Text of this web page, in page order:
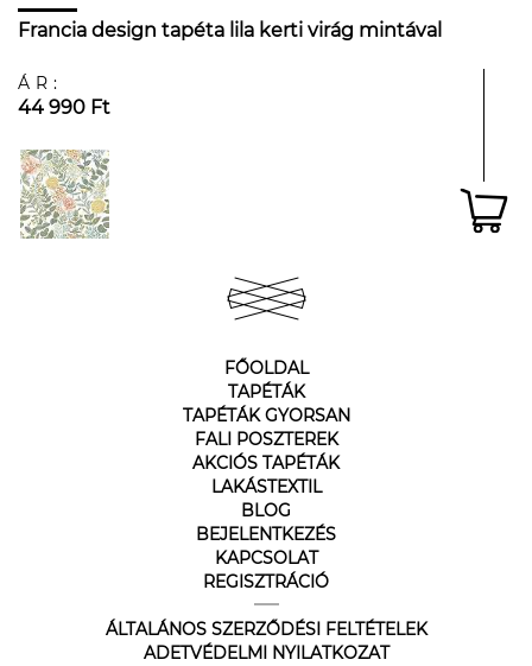
Francia design tapéta lila kerti virág mintával
ÁR:
44 990 Ft
FŐOLDAL
TAPÉTÁK
TAPÉTÁK GYORSAN
FALI POSZTEREK
AKCIÓS TAPÉTÁK
LAKÁSTEXTIL
BLOG
BEJELENTKEZÉS
KAPCSOLAT
REGISZTRÁCIÓ
ÁLTALÁNOS SZERZŐDÉSI FELTÉTELEK
ADETVÉDELMI NYILATKOZAT